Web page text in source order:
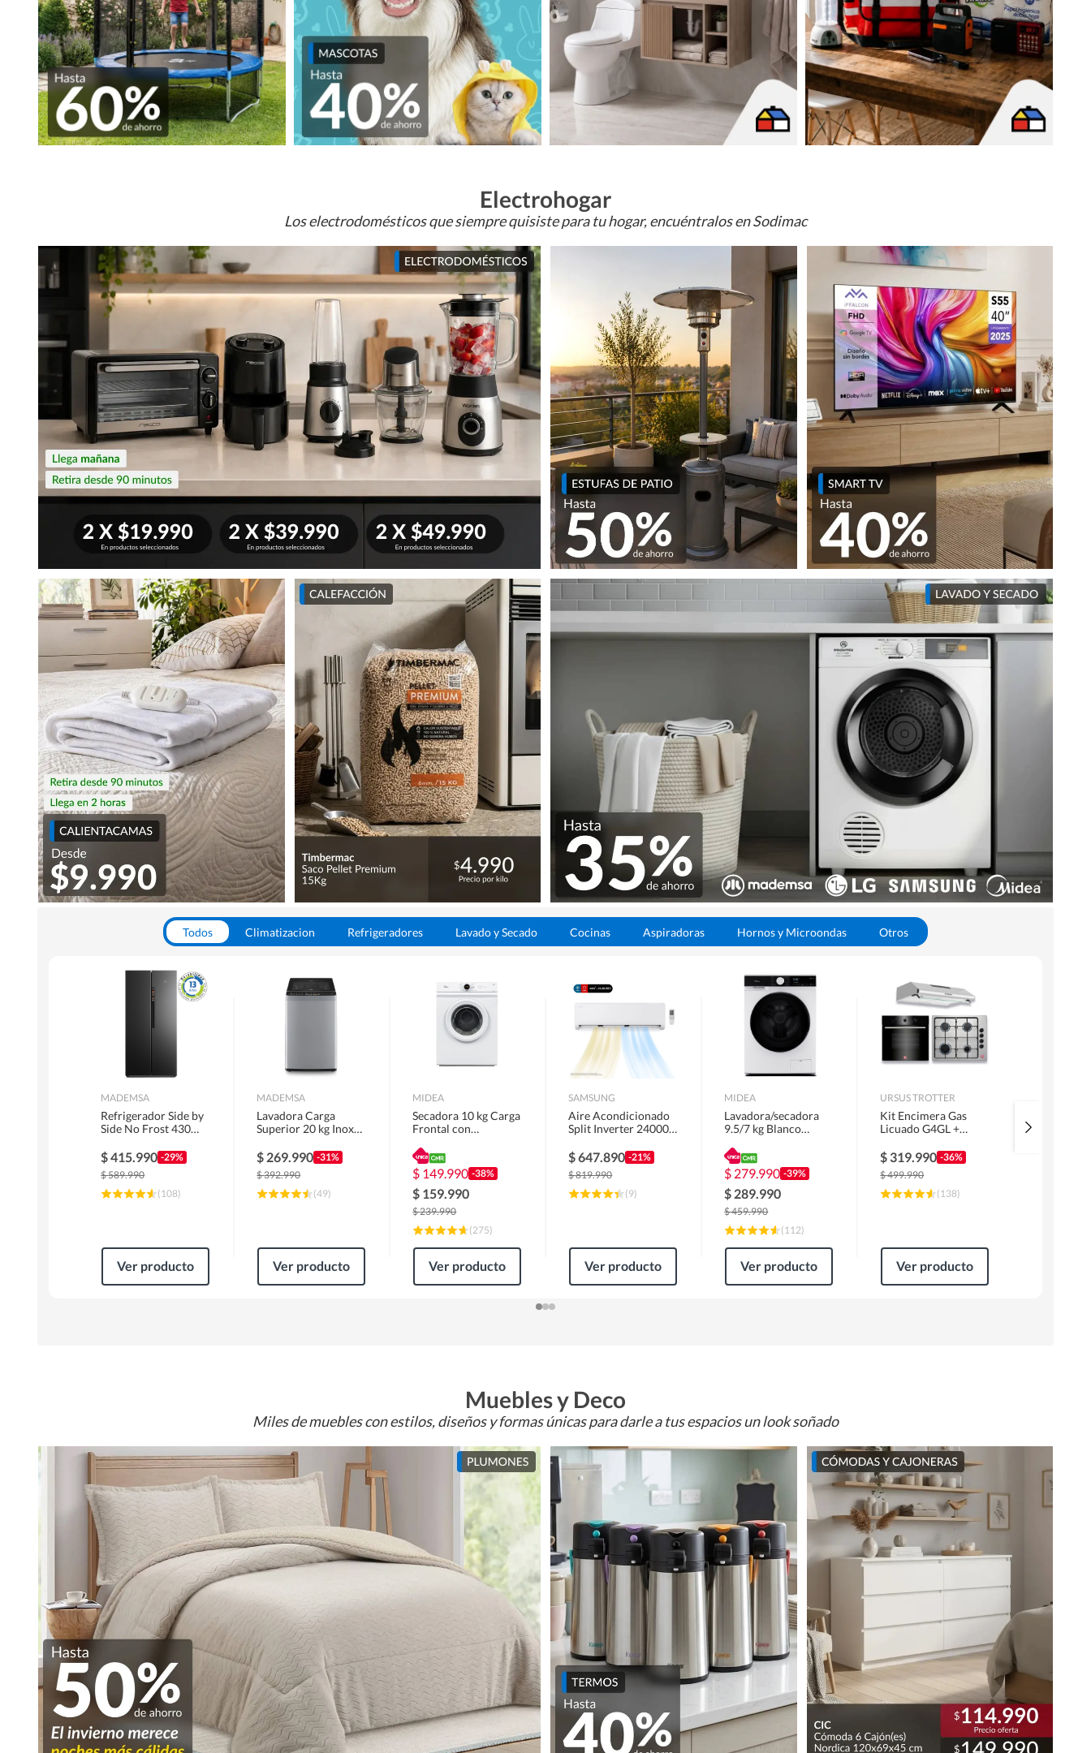
Electrohogar
Los electrodomésticos que siempre quisiste para tu hogar, encuéntralos en Sodimac
Todos Climatizacion Refrigeradores Lavado y Secado Cocinas Aspiradoras Hornos y Microondas Otros
MADEMSA
Refrigerador Side by
Side No Frost 430
MAS430B
$415.990 -29%
$589.990
(108)
Ver producto
MADEMSA
Lavadora Carga
Superior 20 kg Inox
$ 269.990 -31%
$392.990
(49)
Ver producto
MIDEA
Secadora 10 kg Carga
Frontal con
MD100A100/W2
$ 149.990 -38%
$ 159.990
$239.990
(275)
Ver producto
SAMSUNG
Aire Acondicionado
Split Inverter 24000
$647.890 -21%
$819.990
(9)
Ver producto
MIDEA
Lavadora/secadora
9.5/7 kg Blanco
$ 279.990 -39%
$ 289.990
$459.990
(112)
Ver producto
URSUS TROTTER
Kit Encimera Gas
Licuado G4GL +
1 Motor FF60IN +
Horno EPC4NIG
$ 319.990 -36%
$499.990
(138)
Ver producto
Muebles y Deco
Miles de muebles con estilos, diseños y formas únicas para darle a tus espacios un look soñado